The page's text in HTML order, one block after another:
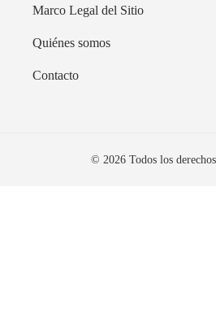
Marco Legal del Sitio
Quiénes somos
Contacto
© 2026 Todos los derechos